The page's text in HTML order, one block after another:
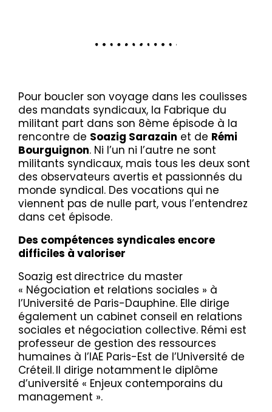
Pour boucler son voyage dans les coulisses
des mandats syndicaux, la Fabrique du
militant part dans son 8ème épisode à la
rencontre de Soazig Sarazain et de Rémi
Bourguignon. Ni l’un ni l’autre ne sont
militants syndicaux, mais tous les deux sont
des observateurs avertis et passionnés du
monde syndical. Des vocations qui ne
viennent pas de nulle part, vous l’entendrez
dans cet épisode.
Des compétences syndicales encore
difficiles à valoriser
Soazig est directrice du master
« Négociation et relations sociales » à
l’Université de Paris-Dauphine. Elle dirige
également un cabinet conseil en relations
sociales et négociation collective. Rémi est
professeur de gestion des ressources
humaines à l’IAE Paris-Est de l’Université de
Créteil. Il dirige notamment le diplôme
d’université « Enjeux contemporains du
management ».